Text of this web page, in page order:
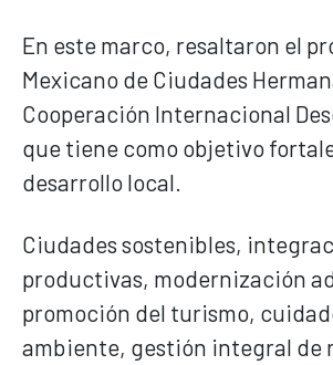
En este marco, resaltaron el
Mexicano de Ciudades
Cooperación Internacional
que tiene como objetivo
desarrollo local.
Ciudades sostenibles,
productivas, modernización
promoción del turismo,
ambiente, gestión integral de